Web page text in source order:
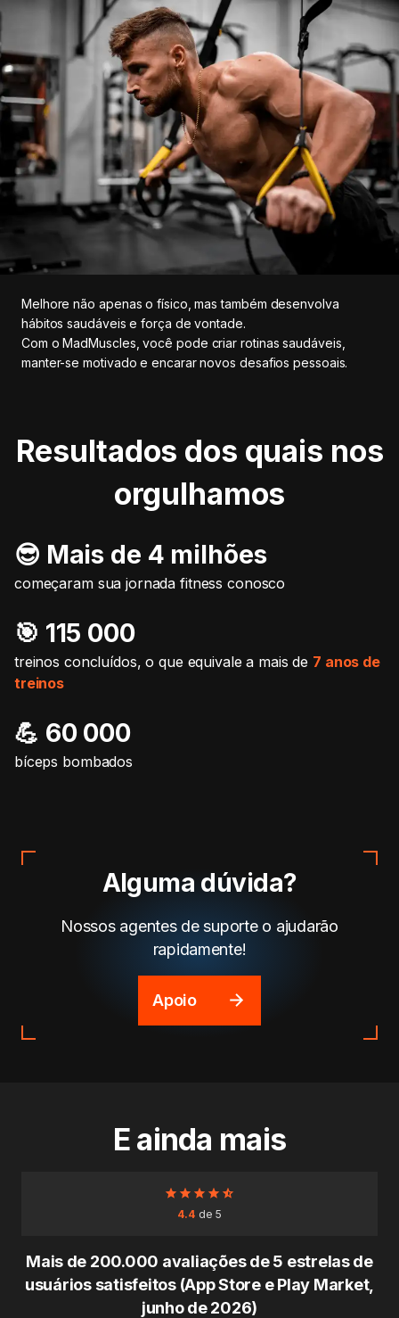
Melhore não apenas o físico, mas também desenvolva
hábitos saudáveis e força de vontade.
Com o MadMuscles, você pode criar rotinas saudáveis,
manter-se motivado e encarar novos desafios pessoais.
Resultados dos quais nos
orgulhamos
😎 Mais de 4 milhões
começaram sua jornada fitness conosco
🎯️ 115 000
treinos concluídos, o que equivale a mais de 7 anos de
treinos
💪 60 000
bíceps bombados
Alguma dúvida?
Nossos agentes de suporte o ajudarão
rapidamente!
Apoio
E ainda mais
4.4 de 5
Mais de 200.000 avaliações de 5 estrelas de
usuários satisfeitos (App Store e Play Market,
junho de 2026)